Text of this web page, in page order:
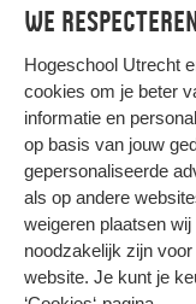
We
Hogeschool Utrecht
cookies om je beter
informatie en
op basis van jouw
gepersonaliseerde
als op andere
weigeren plaatsen
noodzakelijk zijn
website. Je kunt je
Privacy
Cookies